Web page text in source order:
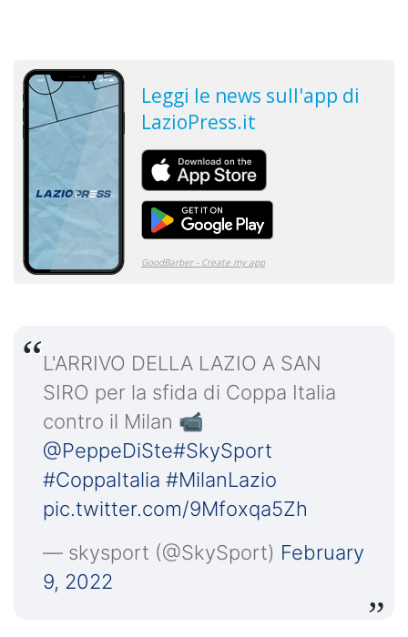
L'ARRIVO DELLA LAZIO A SAN
SIRO per la sfida di Coppa Italia
contro il Milan 📹
@PeppeDiSte#SkySport
#CoppaItalia #MilanLazio
pic.twitter.com/9Mfoxqa5Zh
— skysport (@SkySport) February
9, 2022